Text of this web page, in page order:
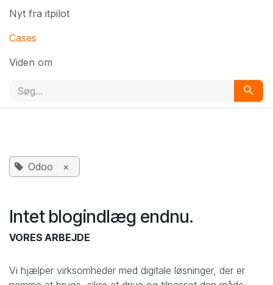
Nyt fra itpilot
Cases
Viden om
Odoo ×
Intet blogindlæg endnu.
VORES ARBEJDE
Vi hjælper virksomheder med digitale løsninger, der er